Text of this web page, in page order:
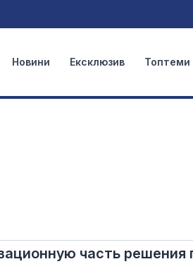
Новини Ексклюзив Топтеми
часть решения